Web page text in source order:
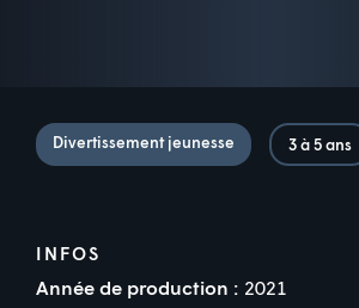
Divertissement jeunesse 3 à 5 ans
INFOS
Année de production : 2021